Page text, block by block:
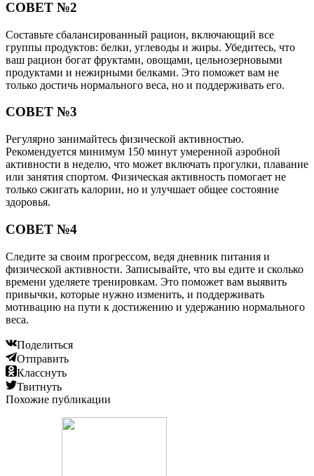
СОВЕТ №2
Составьте сбалансированный рацион, включающий все
группы продуктов: белки, углеводы и жиры. Убедитесь, что
ваш рацион богат фруктами, овощами, цельнозерновыми
продуктами и нежирными белками. Это поможет вам не
только достичь нормального веса, но и поддерживать его.
СОВЕТ №3
Регулярно занимайтесь физической активностью.
Рекомендуется минимум 150 минут умеренной аэробной
активности в неделю, что может включать прогулки, плавание
или занятия спортом. Физическая активность помогает не
только сжигать калории, но и улучшает общее состояние
здоровья.
СОВЕТ №4
Следите за своим прогрессом, ведя дневник питания и
физической активности. Записывайте, что вы едите и сколько
времени уделяете тренировкам. Это поможет вам выявить
привычки, которые нужно изменить, и поддерживать
мотивацию на пути к достижению и удержанию нормального
веса.
Поделиться
Отправить
Класснуть
Твитнуть
Похожие публикации